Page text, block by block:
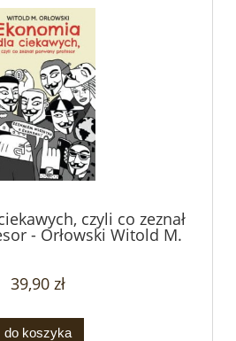
czyli co zeznał
- Orłowski Witold M.
39,90 zł
do koszyka